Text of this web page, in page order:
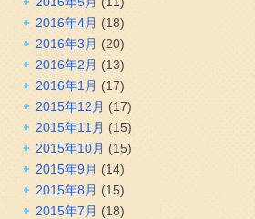
2016年4月 (18)
2016年3月 (20)
2016年2月 (13)
2016年1月 (17)
2015年12月 (17)
2015年11月 (15)
2015年10月 (15)
2015年9月 (14)
2015年8月 (15)
2015年7月 (18)